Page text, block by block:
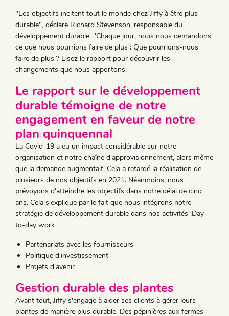
"Les objectifs incitent tout le monde chez Jiffy à être plus
durable", déclare Richard Stevenson, responsable du
développement durable. "Chaque jour, nous nous demandons
ce que nous pourrions faire de plus : Que pourrions-nous
faire de plus ? Lisez le rapport pour découvrir les
changements que nous apportons.
Le rapport sur le développement
durable témoigne de notre
engagement en faveur de notre
plan quinquennal
La Covid-19 a eu un impact considérable sur notre
organisation et notre chaîne d'approvisionnement, alors même
que la demande augmentait. Cela a retardé la réalisation de
plusieurs de nos objectifs en 2021. Néanmoins, nous
prévoyons d'atteindre les objectifs dans notre délai de cinq
ans. Cela s'explique par le fait que nous intégrons notre
stratégie de développement durable dans nos activités :Day-
to-day work
Partenariats avec les fournisseurs
Politique d'investissement
Projets d'avenir
Gestion durable des plantes
Avant tout, Jiffy s'engage à aider ses clients à gérer leurs
plantes de manière plus durable. Des pépinières aux fermes